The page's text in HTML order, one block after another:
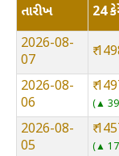
તારીખ 24
2026-08-
07
₹
2026-08-
06
₹
▲
2026-08-
05
₹
▲